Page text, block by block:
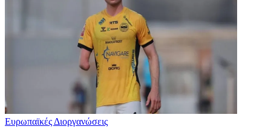
Ευρωπαϊκές Διοργανώσεις